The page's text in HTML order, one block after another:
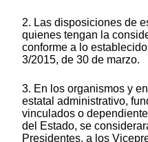
2. Las disposiciones de
quienes tengan la
conforme a lo
3/2015, de 30 de marzo.
3. En los organismos y
estatal administrativo,
vinculados o
del Estado, se
Presidentes, a los